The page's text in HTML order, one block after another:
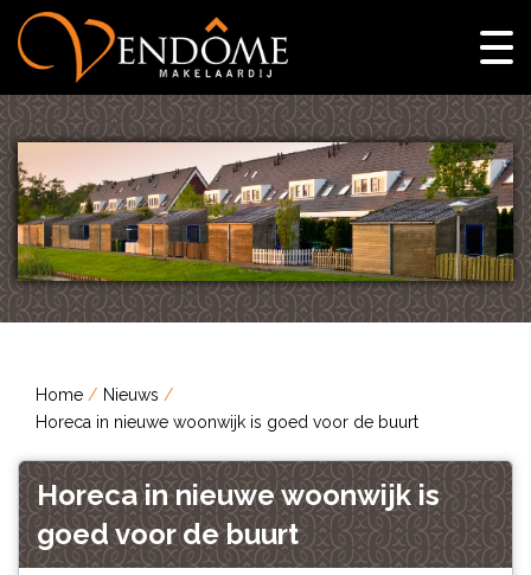
Home
Nieuws
Horeca in nieuwe woonwijk is goed voor de buurt
Horeca in nieuwe woonwijk is
goed voor de buurt